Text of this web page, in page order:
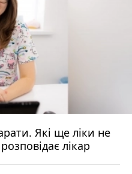
Які ще ліки не
лікар